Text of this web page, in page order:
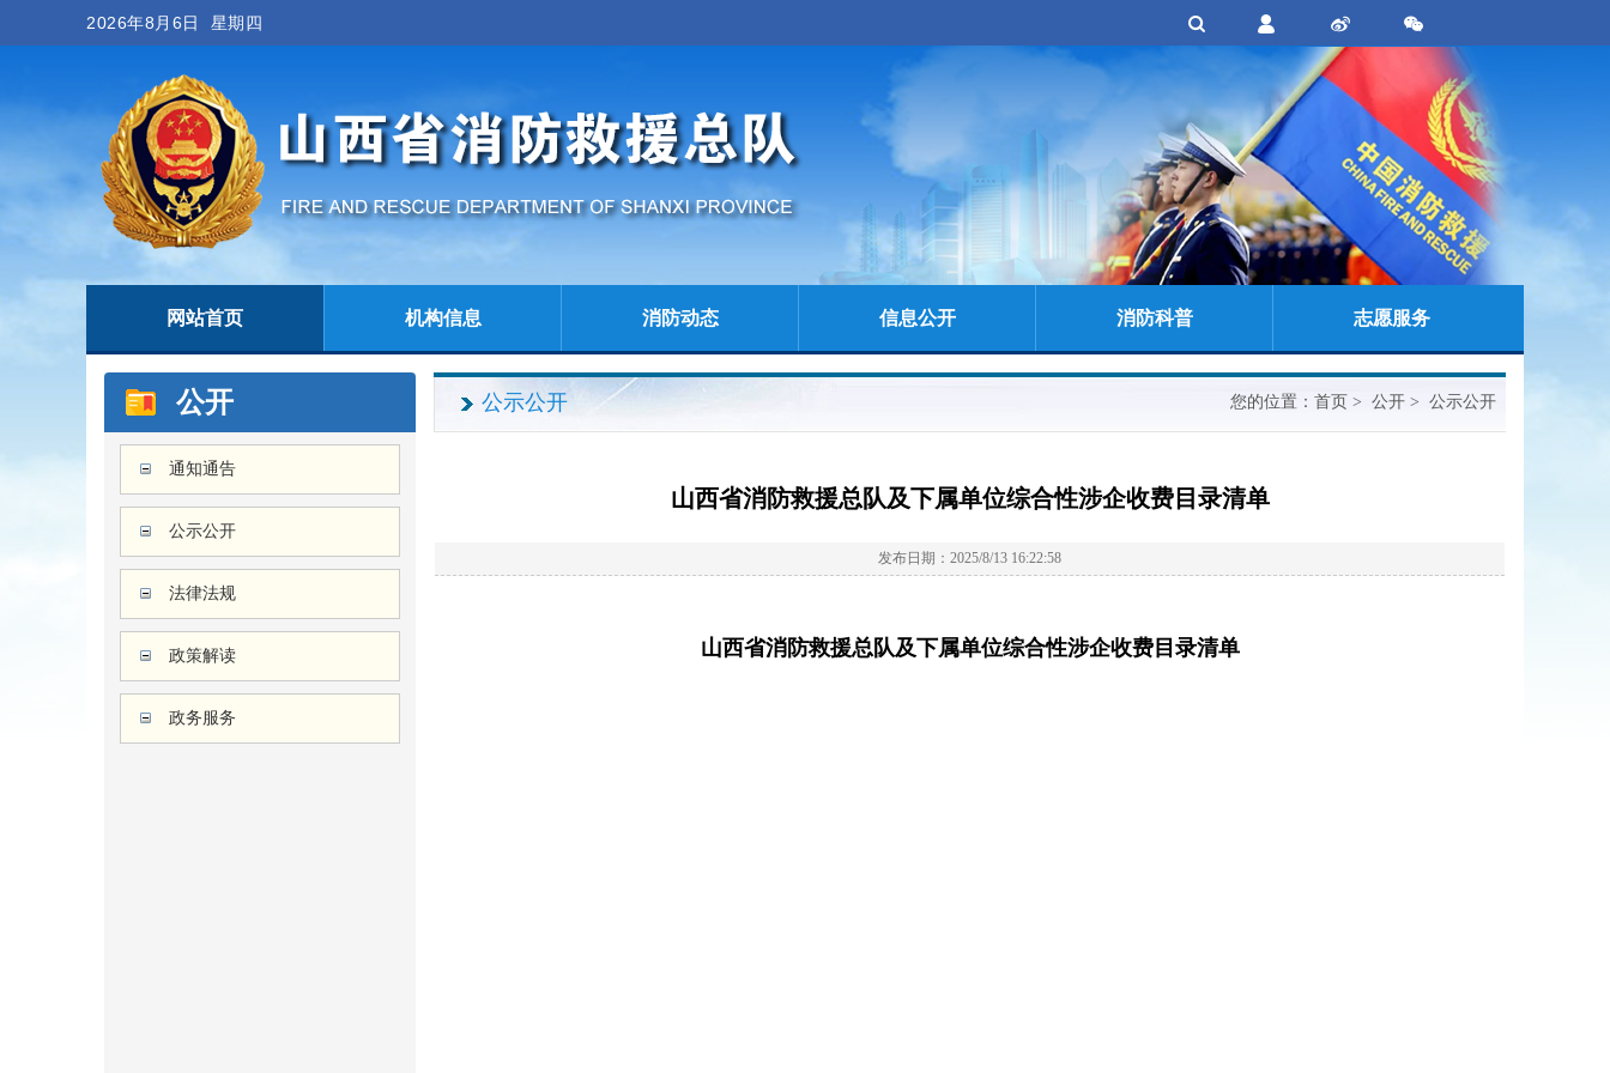
2026年8月6日 星期四
网站首页 机构信息 消防动态 信息公开 消防科普 志愿服务
公开
通知通告
公示公开
法律法规
政策解读
政务服务
公示公开 您的位置： 首页 > 公开 > 公示公开
山西省消防救援总队及下属单位综合性涉企收费目录清单
发布日期：2025/8/13 16:22:58
山西省消防救援总队及下属单位综合性涉企收费目录清单